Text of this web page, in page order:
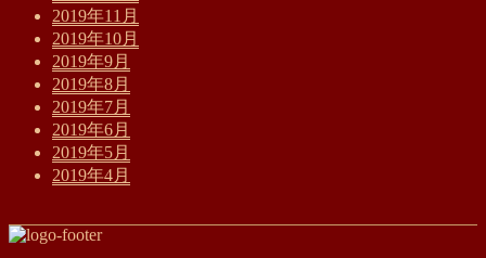
2019年11月
2019年10月
2019年9月
2019年8月
2019年7月
2019年6月
2019年5月
2019年4月